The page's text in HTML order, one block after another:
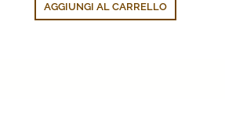
AGGIUNGI AL CARRELLO